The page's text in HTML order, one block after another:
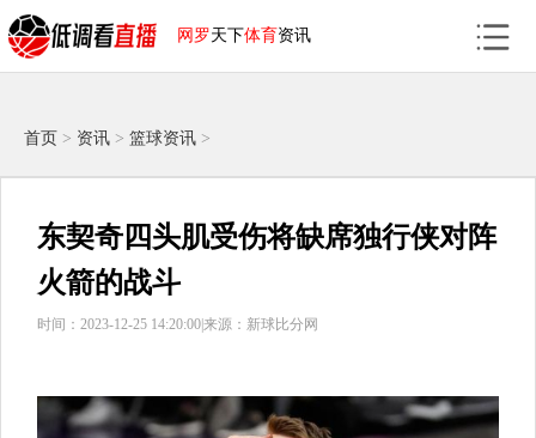
网罗天下体育资讯
首页 > 资讯 > 篮球资讯 >
东契奇四头肌受伤将缺席独行侠对阵
火箭的战斗
时间：2023-12-25 14:20:00|来源：新球比分网